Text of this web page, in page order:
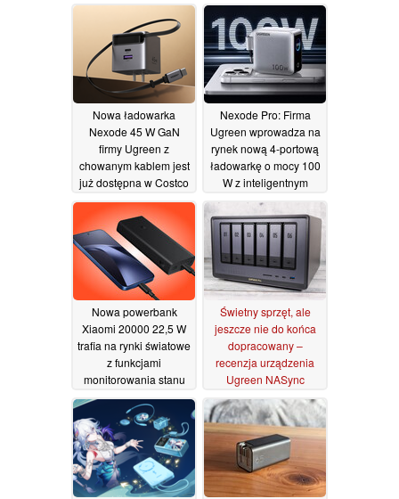
15/07/2026
Brytanii08/07/2026
Nowa ładowarka
Nexode 45 W GaN
firmy Ugreen z
chowanym kablem jest
już dostępna w Costco
08/07/2026
Nexode Pro: Firma
Ugreen wprowadza na
rynek nową 4-portową
ładowarkę o mocy 100
W z inteligentnym
wyświetlaczem
02/07/2026
Nowa powerbank
Xiaomi 20000 22,5 W
trafia na rynki światowe
z funkcjami
monitorowania stanu
baterii oraz obsługą
potrójnego ładowania
02/07/2026
Świetny sprzęt, ale
jeszcze nie do końca
dopracowany –
recenzja urządzenia
Ugreen NASync
DXP6800 Pro 02/07/2026